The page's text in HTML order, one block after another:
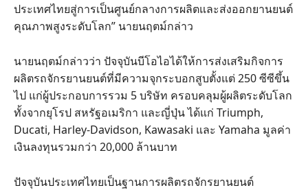
ประเทศไทยสู่การเป็นศูนย์กลางการผลิตและส่งออกยานยนต์
คุณภาพสูงระดับโลก” นายนฤตม์กล่าว
นายนฤตม์กล่าวว่า ปัจจุบันบีโอไอได้ให้การส่งเสริมกิจการ
ผลิตรถจักรยานยนต์ที่มีความจุกระบอกสูบตั้งแต่ 250 ซีซีขึ้น
ไป แก่ผู้ประกอบการรวม 5 บริษัท ครอบคลุมผู้ผลิตระดับโลก
ทั้งจากยุโรป สหรัฐอเมริกา และญี่ปุ่น ได้แก่ Triumph,
Ducati, Harley-Davidson, Kawasaki และ Yamaha มูลค่า
เงินลงทุนรวมกว่า 20,000 ล้านบาท
ปัจจุบันประเทศไทยเป็นฐานการผลิตรถจักรยานยนต์